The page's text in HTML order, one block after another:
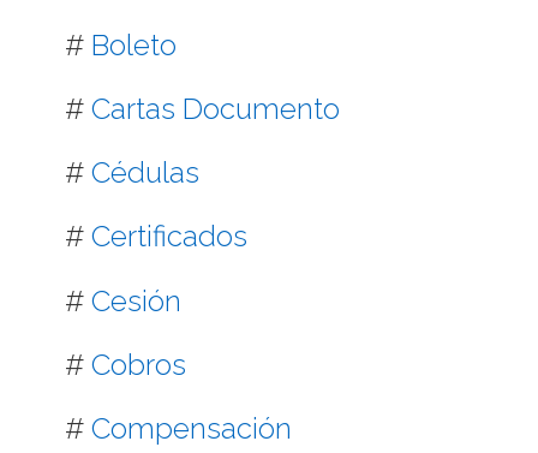
# Boleto
# Cartas Documento
# Cédulas
# Certificados
# Cesión
# Cobros
# Compensación